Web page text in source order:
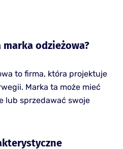
odzieżowa?
to firma, która projektuje
Marka ta może mieć
lub sprzedawać swoje